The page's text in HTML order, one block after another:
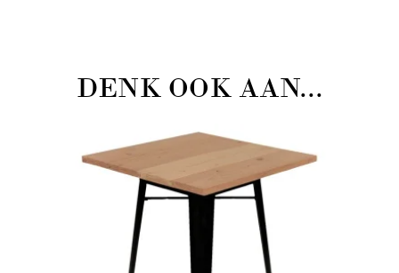
DENK OOK AAN...